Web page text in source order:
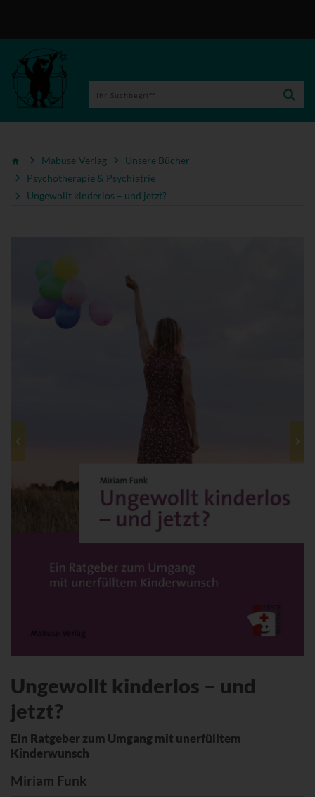
Mabuse-Verlag
Unsere Bücher
Psychotherapie & Psychiatrie
Ungewollt kinderlos – und jetzt?
Ungewollt kinderlos – und
jetzt?
Ein Ratgeber zum Umgang mit unerfülltem
Kinderwunsch
Miriam Funk